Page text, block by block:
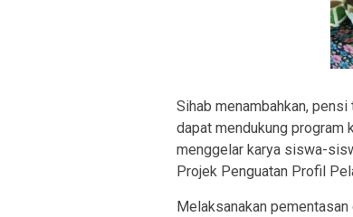
Sihab menambahkan,
dapat mendukung program
menggelar karya siswa-
Projek Penguatan Profil
Melaksanakan